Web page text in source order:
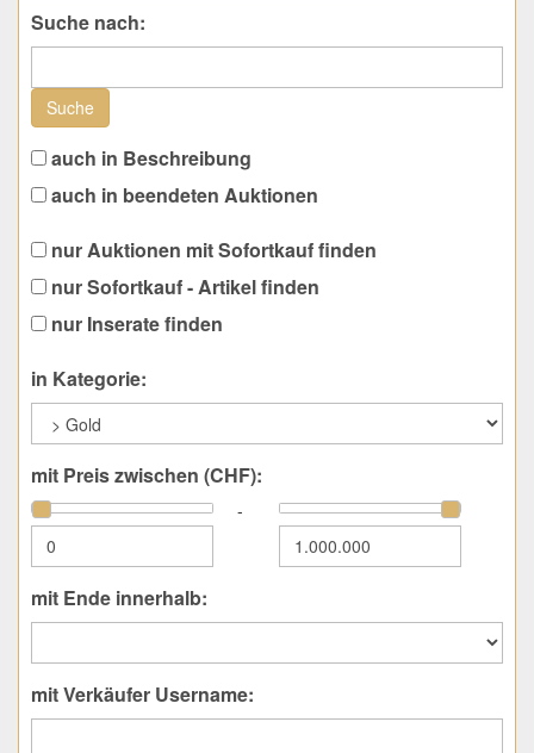
Suche nach:
Suche
auch in Beschreibung
auch in beendeten Auktionen
nur Auktionen mit Sofortkauf finden
nur Sofortkauf - Artikel finden
nur Inserate finden
in Kategorie:
mit Preis zwischen (CHF):
-
mit Ende innerhalb:
mit Verkäufer Username: